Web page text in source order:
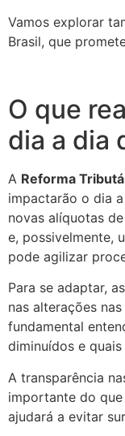
Vamos explorar
Brasil, que
O que
dia a dia
A Reforma
impactarão o dia
novas alíquotas
e, possivelmente,
pode agilizar
Para se adaptar,
nas alterações
fundamental
diminuídos e
A transparência
importante do
ajudará a evitar